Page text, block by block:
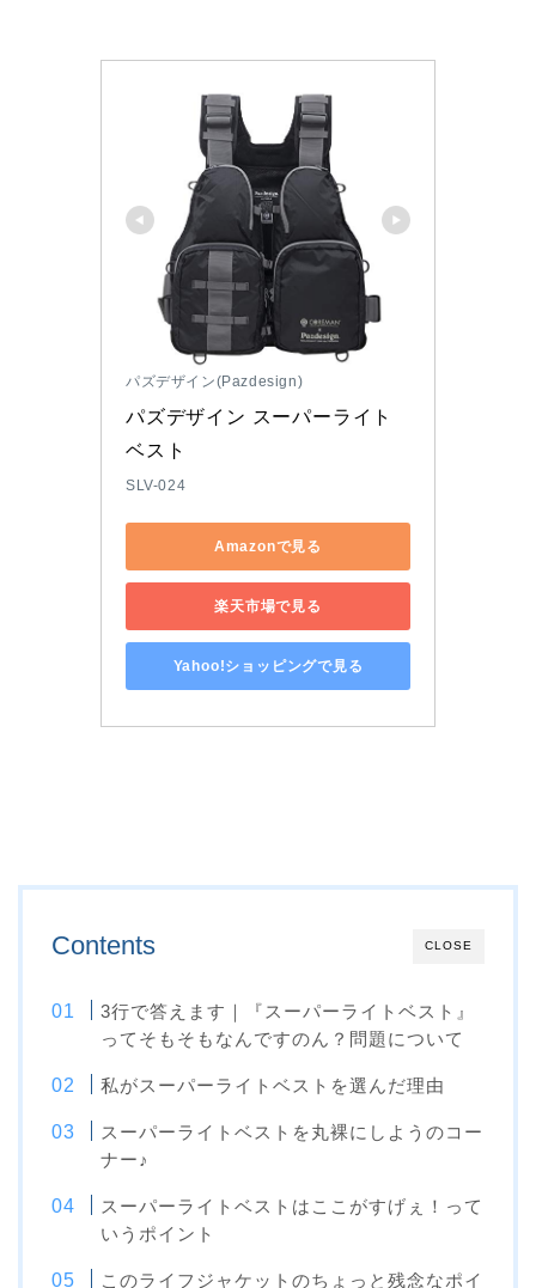
パズデザイン(Pazdesign)
パズデザイン スーパーライト
ベスト
SLV-024
Amazonで見る
楽天市場で見る
Yahoo!ショッピングで見る
CLOSE
Contents
3行で答えます｜『スーパーライトベスト』
ってそもそもなんですのん？問題について
私がスーパーライトベストを選んだ理由
スーパーライトベストを丸裸にしようのコー
ナー♪
スーパーライトベストはここがすげぇ！って
いうポイント
このライフジャケットのちょっと残念なポイ